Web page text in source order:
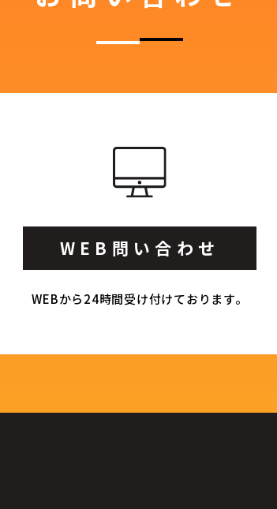
WEB問い合わせ
WEBから24時間受け付けております。